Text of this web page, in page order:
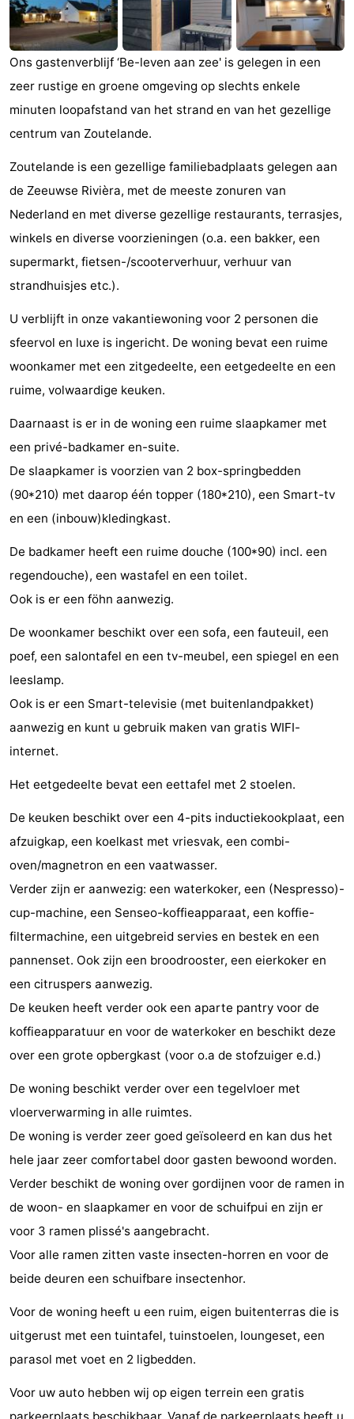
Monumenten
Kerken
-
Vuurtorens
-
Uitkijkpunten
Attracties
-
Speeltuinen
-
Binnenspeeltuinen
-
Bowlen
Wellness
&
Natuur
-
Fietsen
-
Wandelen
-
Paardrijden
-
Golfbanen
-
Delta-
en
paravliegen
Eten
en
drinken
Evenementen
Ringrijden
Forum
Route
-
Reisboekenwinkel
Nieuws
adressen
Regio
Zeeland
Duiveland
-
Brouwershaven
-
Zierikzee
-
Natuur
-
Haamstede
Natuur
Walcheren
Ons gastenverblijf ‘Be-leven aan zee' is gelegen in een
zeer rustige en groene omgeving op slechts enkele
minuten loopafstand van het strand en van het gezellige
centrum van Zoutelande.
Zoutelande is een gezellige familiebadplaats gelegen aan
de Zeeuwse Rivièra, met de meeste zonuren van
Nederland en met diverse gezellige restaurants, terrasjes,
winkels en diverse voorzieningen (o.a. een bakker, een
supermarkt, fietsen-/scooterverhuur, verhuur van
strandhuisjes etc.).
U verblijft in onze vakantiewoning voor 2 personen die
sfeervol en luxe is ingericht. De woning bevat een ruime
woonkamer met een zitgedeelte, een eetgedeelte en een
ruime, volwaardige keuken.
Daarnaast is er in de woning een ruime slaapkamer met
een privé-badkamer en-suite.
De slaapkamer is voorzien van 2 box-springbedden
(90*210) met daarop één topper (180*210), een Smart-tv
en een (inbouw)kledingkast.
De badkamer heeft een ruime douche (100*90) incl. een
regendouche), een wastafel en een toilet.
Ook is er een föhn aanwezig.
De woonkamer beschikt over een sofa, een fauteuil, een
poef, een salontafel en een tv-meubel, een spiegel en een
leeslamp.
Ook is er een Smart-televisie (met buitenlandpakket)
aanwezig en kunt u gebruik maken van gratis WIFI-
internet.
Het eetgedeelte bevat een eettafel met 2 stoelen.
De keuken beschikt over een 4-pits inductiekookplaat, een
afzuigkap, een koelkast met vriesvak, een combi-
oven/magnetron en een vaatwasser.
Verder zijn er aanwezig: een waterkoker, een (Nespresso)-
cup-machine, een Senseo-koffieapparaat, een koffie-
filtermachine, een uitgebreid servies en bestek en een
pannenset. Ook zijn een broodrooster, een eierkoker en
een citruspers aanwezig.
De keuken heeft verder ook een aparte pantry voor de
koffieapparatuur en voor de waterkoker en beschikt deze
over een grote opbergkast (voor o.a de stofzuiger e.d.)
De woning beschikt verder over een tegelvloer met
vloerverwarming in alle ruimtes.
De woning is verder zeer goed geïsoleerd en kan dus het
hele jaar zeer comfortabel door gasten bewoond worden.
Verder beschikt de woning over gordijnen voor de ramen in
de woon- en slaapkamer en voor de schuifpui en zijn er
voor 3 ramen plissé's aangebracht.
Voor alle ramen zitten vaste insecten-horren en voor de
beide deuren een schuifbare insectenhor.
Voor de woning heeft u een ruim, eigen buitenterras die is
uitgerust met een tuintafel, tuinstoelen, loungeset, een
parasol met voet en 2 ligbedden.
Voor uw auto hebben wij op eigen terrein een gratis